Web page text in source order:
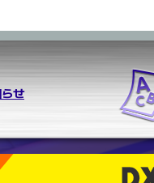
せ
方 e-amusement